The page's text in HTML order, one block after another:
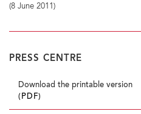
(8 June 2011)
PRESS CENTRE
Download the printable version
(PDF)